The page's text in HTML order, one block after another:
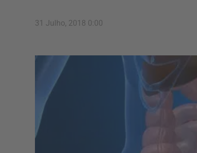
31 Julho, 2018 0:00